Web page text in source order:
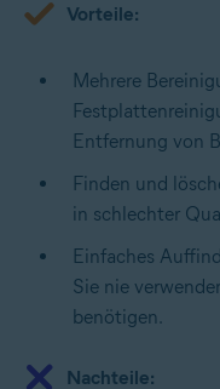
Vorteile:
Mehrere
Entfernung von
Finden und
in schlechter
Einfaches
Sie nie
benötigen.
Nachteile: